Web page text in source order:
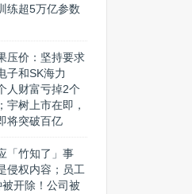
练超5万亿参数
压价：坚持要求
子和SK海力
人财富亏掉2个
宇树上市在即，
将突破百亿
「竹知了」事
侵权内容；员工
开除！公司被